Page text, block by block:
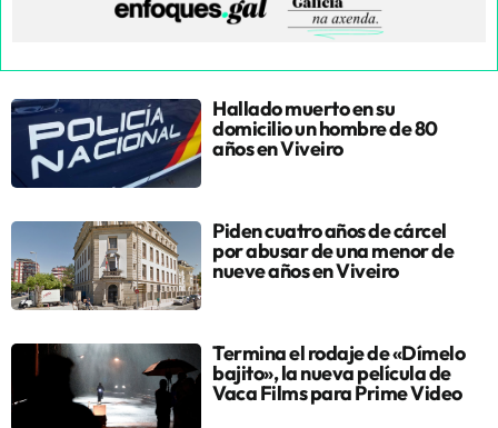
Hallado muerto en su
domicilio un hombre de 80
años en Viveiro
Piden cuatro años de cárcel
por abusar de una menor de
nueve años en Viveiro
Termina el rodaje de «Dímelo
bajito», la nueva película de
Vaca Films para Prime Video